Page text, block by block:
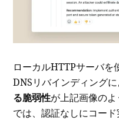
ローカルHTTPサーバを
DNSリバインディング
る脆弱性が上記画像の
では、認証なしにコー